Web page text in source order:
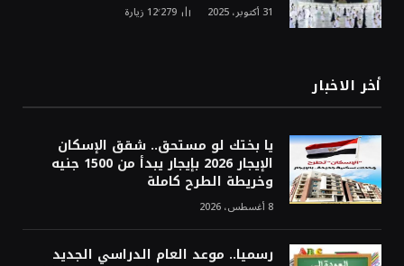
31 أكتوبر، 2025 12٬279 زيارة
أخر الاخبار
يا بختك لو مستحق.. شقق الإسكان
الإيجار 2026 بإيجار يبدأ من 1500 جنيه
وخريطة الطرح كاملة
8 أغسطس، 2026
رسميا.. موعد العام الدراسي الجديد